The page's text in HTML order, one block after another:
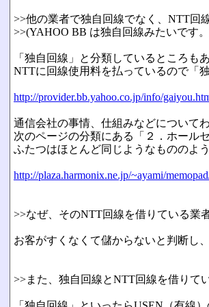
>>他の業者で独自回線でなく、NTT回
>>(YAHOO BB は独自回線みたいです
「独自回線」と分類しているところも
NTTに回線使用料を払っているので「
http://provider.bb.yahoo.co.jp/info/
通信会社の事情、仕組みなどについて
次のページの分類にある「２．ホール
ふたつはほとんど同じようなもののよ
http://plaza.harmonix.ne.jp/~ayami/
>>なぜ、そのNTT回線を借りている業
お客がすくなくて儲からないと判断し
>>また、独自回線とNTT回線を借りて